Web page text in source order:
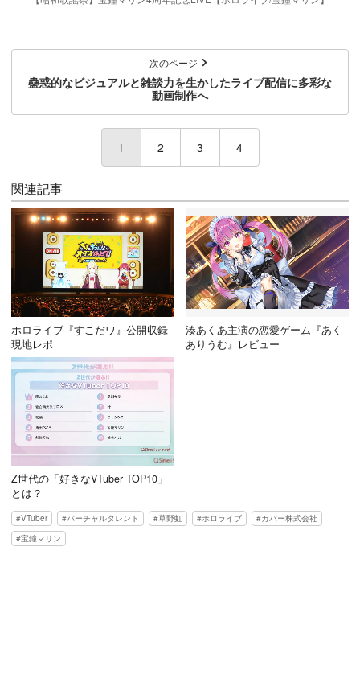
次のページ
蠱惑的なビジュアルと雑談力を生かしたライブ配信に多彩な
動画制作へ
1 (current)
2 3 4
関連記事
ホロライブ『すこだワ』公開収録
現地レポ
湊あくあ主演の恋愛ゲーム『あく
ありうむ』レビュー
Z世代の「好きなVTuber TOP10」
とは？
VTuber バーチャルタレント 草野虹 ホロライブ
カバー株式会社
宝鐘マリン